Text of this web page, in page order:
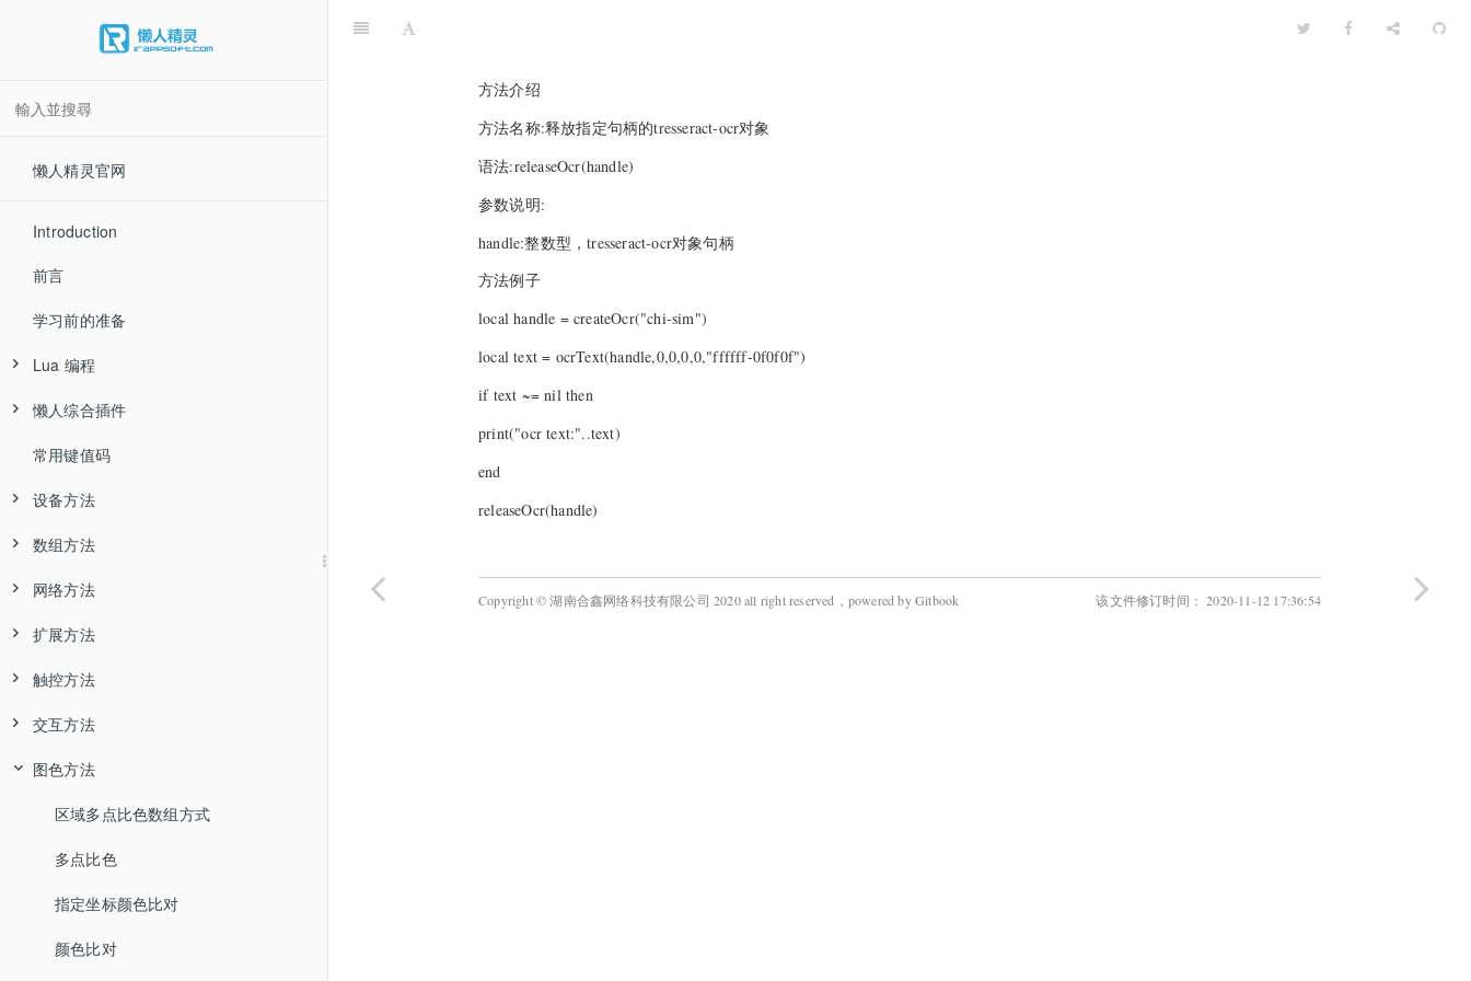
懒人精灵官网
Introduction
前言
学习前的准备
Lua 编程
懒人综合插件
常用键值码
设备方法
数组方法
网络方法
扩展方法
触控方法
交互方法
图色方法
区域多点比色数组方式
多点比色
指定坐标颜色比对
颜色比对
方法介绍
方法名称:释放指定句柄的tresseract-ocr对象
语法:releaseOcr(handle)
参数说明:
handle:整数型，tresseract-ocr对象句柄
方法例子
local handle = createOcr("chi-sim")
local text = ocrText(handle,0,0,0,0,"ffffff-0f0f0f")
if text ~= nil then
print("ocr text:"..text)
end
releaseOcr(handle)
Copyright © 湖南合鑫网络科技有限公司 2020 all right reserved，powered by Gitbook 该文件修订时间： 2020-11-12 17:36:54